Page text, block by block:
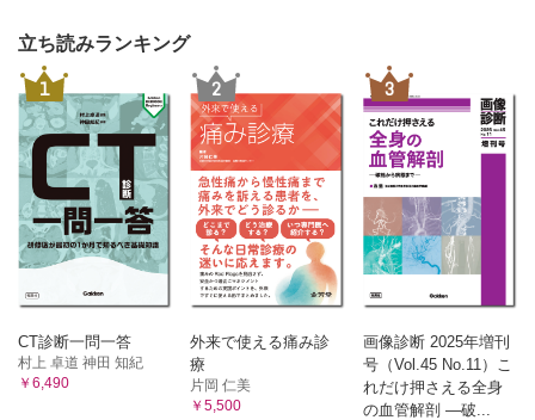
立ち読みランキング
1
CT診断一問一答
村上 卓道 神田 知紀
￥6,490
2
外来で使える痛み診
療
片岡 仁美
￥5,500
3
画像診断 2025年増刊
号（Vol.45 No.11）こ
れだけ押さえる全身
の血管解剖 ―破...